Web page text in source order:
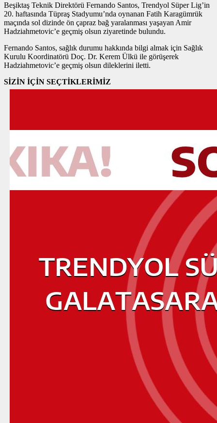
Beşiktaş Teknik Direktörü Fernando Santos, Trendyol Süper Lig’in
20. haftasında Tüpraş Stadyumu’nda oynanan Fatih Karagümrük
maçında sol dizinde ön çapraz bağ yaralanması yaşayan Amir
Hadziahmetovic’e geçmiş olsun ziyaretinde bulundu.
Fernando Santos, sağlık durumu hakkında bilgi almak için Sağlık
Kurulu Koordinatörü Doç. Dr. Kerem Ülkü ile görüşerek
Hadziahmetovic’e geçmiş olsun dileklerini iletti.
SİZİN İÇİN SEÇTİKLERİMİZ